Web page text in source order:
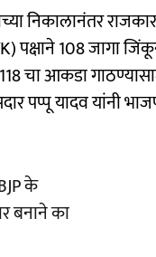
निकालानंतर
पक्षाने 108 जागा
आकडा
पप्पू यादव यांनी
के
बनाने का